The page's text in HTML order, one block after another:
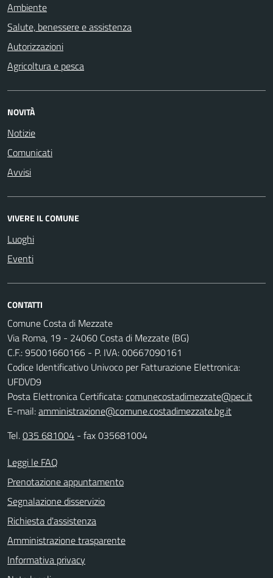
Ambiente
Salute, benessere e assistenza
Autorizzazioni
Agricoltura e pesca
NOVITÀ
Notizie
Comunicati
Avvisi
VIVERE IL COMUNE
Luoghi
Eventi
CONTATTI
Comune Costa di Mezzate
Via Roma, 19 - 24060 Costa di Mezzate (BG)
C.F.: 95001660166 - P. IVA: 00667090161
Codice Identificativo Univoco per Fatturazione Elettronica:
UFDVD9
Posta Elettronica Certificata:comunecostadimezzate@pec.it
E-mail:amministrazione@comune.costadimezzate.bg.it
Tel.035 681004 - fax 035681004
Leggi le FAQ
Prenotazione appuntamento
Segnalazione disservizio
Richiesta d'assistenza
Amministrazione trasparente
Informativa privacy